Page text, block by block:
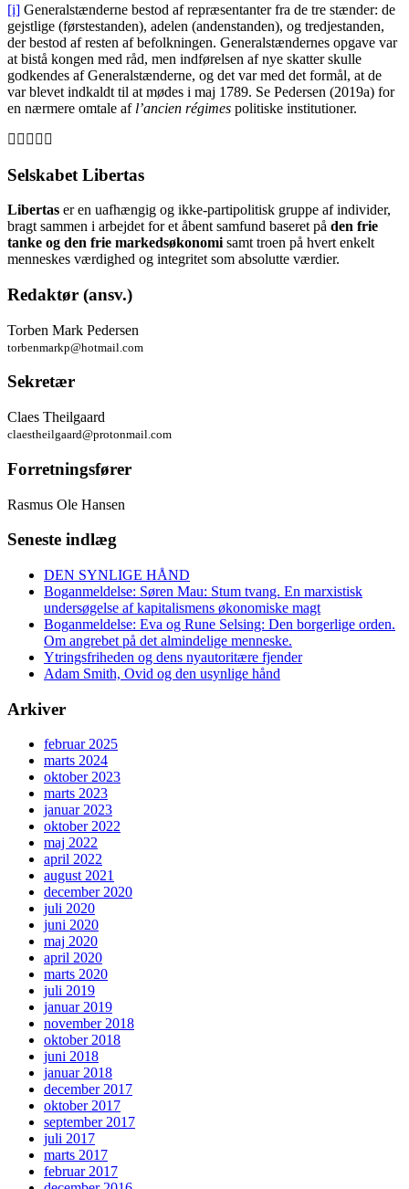
[i] Generalstænderne bestod af repræsentanter fra de tre stænder: de
gejstlige (førstestanden), adelen (andenstanden), og tredjestanden,
der bestod af resten af befolkningen. Generalstændernes opgave var
at bistå kongen med råd, men indførelsen af nye skatter skulle
godkendes af Generalstænderne, og det var med det formål, at de
var blevet indkaldt til at mødes i maj 1789. Se Pedersen (2019a) for
en nærmere omtale af l’ancien régimes politiske institutioner.
Selskabet Libertas
Libertas er en uafhængig og ikke-partipolitisk gruppe af individer,
bragt sammen i arbejdet for et åbent samfund baseret på den frie
tanke og den frie markedsøkonomi samt troen på hvert enkelt
menneskes værdighed og integritet som absolutte værdier.
Redaktør (ansv.)
Torben Mark Pedersen
torbenmarkp@hotmail.com
Sekretær
Claes Theilgaard
claestheilgaard@protonmail.com
Forretningsfører
Rasmus Ole Hansen
Seneste indlæg
DEN SYNLIGE HÅND
Boganmeldelse: Søren Mau: Stum tvang. En marxistisk
undersøgelse af kapitalismens økonomiske magt
Boganmeldelse: Eva og Rune Selsing: Den borgerlige orden.
Om angrebet på det almindelige menneske.
Ytringsfriheden og dens nyautoritære fjender
Adam Smith, Ovid og den usynlige hånd
Arkiver
februar 2025
marts 2024
oktober 2023
marts 2023
januar 2023
oktober 2022
maj 2022
april 2022
august 2021
december 2020
juli 2020
juni 2020
maj 2020
april 2020
marts 2020
juli 2019
januar 2019
november 2018
oktober 2018
juni 2018
januar 2018
december 2017
oktober 2017
september 2017
juli 2017
marts 2017
februar 2017